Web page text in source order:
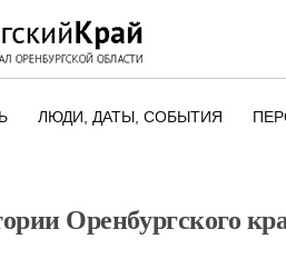
ЛЮДИ, ДАТЫ, CОБЫТИЯ
ПАМЯТНЫЕ ДАТЫ
Оренбургского